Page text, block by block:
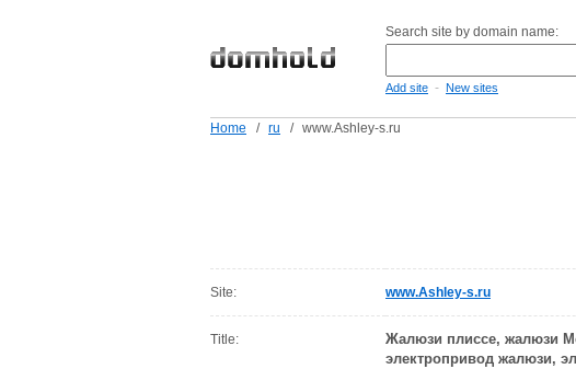
Search site by domain name:
Add site - New sites
Home / ru / www.Ashley-s.ru
Site: www.Ashley-s.ru
Title:
Жалюзи плиссе, жалюзи
электропривод жалюзи,